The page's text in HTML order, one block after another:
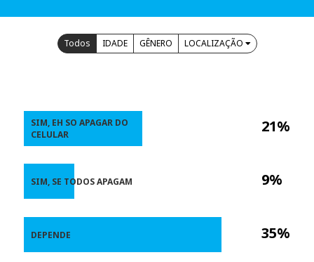
Todos IDADE GÊNERO LOCALIZAÇÃO
21%
9%
35%
SIM, EH SO APAGAR DO
CELULAR
SIM, SE TODOS APAGAM
DEPENDE